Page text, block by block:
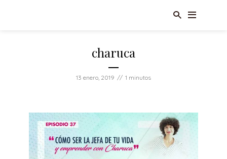
charuca
13 enero, 2019 1 minutos